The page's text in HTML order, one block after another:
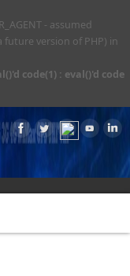
- assumed
future version of PHP) in
code(1) : eval()'d code